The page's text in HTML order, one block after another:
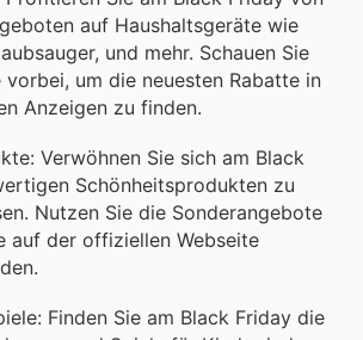
auf Haushaltsgeräte wie
und mehr. Schauen Sie
um die neuesten Rabatte in
Anzeigen zu finden.
Verwöhnen Sie sich am Black
Schönheitsprodukten zu
Nutzen Sie die Sonderangebote
auf der offiziellen Webseite
Finden Sie am Black Friday die